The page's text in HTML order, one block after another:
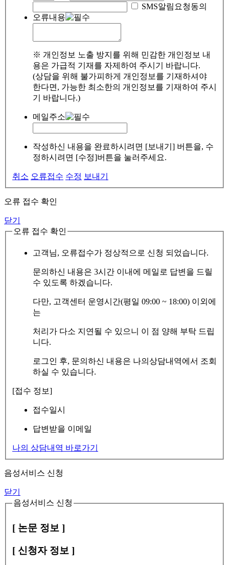
SMS알림요청동의
오류내용
※ 개인정보 노출 방지를 위해 민감한 개인정보 내
용은 가급적 기재를 자제하여 주시기 바랍니다.
(상담을 위해 불가피하게 개인정보를 기재하셔야
한다면, 가능한 최소한의 개인정보를 기재하여 주시
기 바랍니다.)
메일주소
작성하신 내용을 완료하시려면 [보내기] 버튼을, 수
정하시려면 [수정]버튼을 눌러주세요.
취소 오류접수 수정 보내기
오류 접수 확인
닫기
오류 접수 확인
고객님, 오류접수가 정상적으로 신청 되었습니다.
문의하신 내용은 3시간 이내에 메일로 답변을 드릴
수 있도록 하겠습니다.
다만, 고객센터 운영시간(평일 09:00 ~ 18:00) 이외에
는
처리가 다소 지연될 수 있으니 이 점 양해 부탁 드립
니다.
로그인 후, 문의하신 내용은 나의상담내역에서 조회
하실 수 있습니다.
[접수 정보]
접수일시
답변받을 이메일
나의 상담내역 바로가기
음성서비스 신청
닫기
음성서비스 신청
[ 논문 정보 ]
[ 신청자 정보 ]